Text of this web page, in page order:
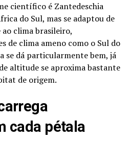
científico é Zantedeschia
do Sul, mas se adaptou de
clima brasileiro,
de clima ameno como o Sul do
se dá particularmente bem, já
altitude se aproxima bastante
de origem.
cada pétala